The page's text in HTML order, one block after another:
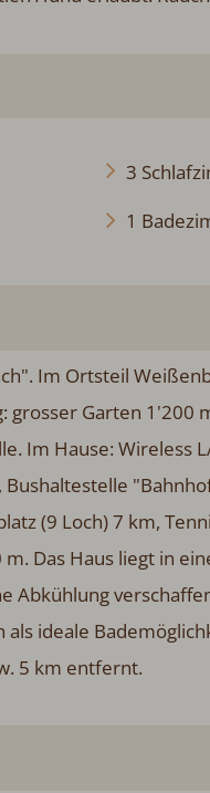
3
1
Im Ortsteil
Garten 1'200
Im Hause: Wireless
(9 Loch) 7 km,
Das Haus liegt in
Abkühlung
ideale
5 km entfernt.